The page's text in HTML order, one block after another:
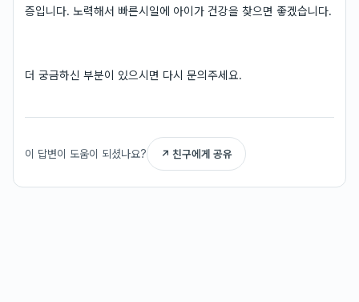
증입니다. 노력해서 빠른시일에 아이가 건강을 찾으면 좋겠습니다.
더 궁금하신 부분이 있으시면 다시 문의주세요.
이 답변이 도움이 되셨나요? ↗ 친구에게 공유